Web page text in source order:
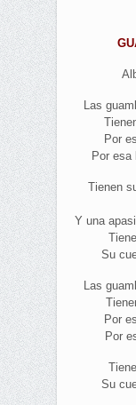
Las
Por
Por esa
Tienen
Y una
Su
Las
Por
Por
Su